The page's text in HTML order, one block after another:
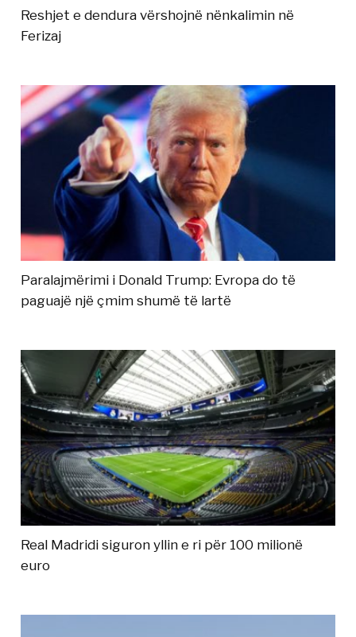
Reshjet e dendura vërshojnë nënkalimin në
Ferizaj
Paralajmërimi i Donald Trump: Evropa do të
paguajë një çmim shumë të lartë
Real Madridi siguron yllin e ri për 100 milionë
euro